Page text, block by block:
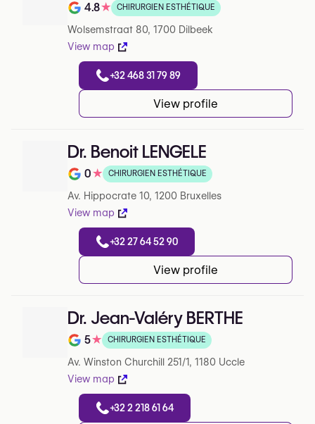
Note de 4.8 sur 5 sur Google
4.8★ CHIRURGIEN ESTHÉTIQUE
Wolsemstraat 80, 1700 Dilbeek
View map
+32 468 31 79 89
View profile
Dr. Benoit LENGELE
Note de 0 sur 5 sur Google
0★ CHIRURGIEN ESTHÉTIQUE
Av. Hippocrate 10, 1200 Bruxelles
View map
+32 27 64 52 90
View profile
Dr. Jean-Valéry BERTHE
Note de 5 sur 5 sur Google
5★ CHIRURGIEN ESTHÉTIQUE
Av. Winston Churchill 251/1, 1180 Uccle
View map
+32 2 218 61 64